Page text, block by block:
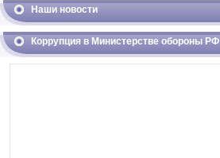
Наши новости
Коррупция в Министерстве обороны РФ